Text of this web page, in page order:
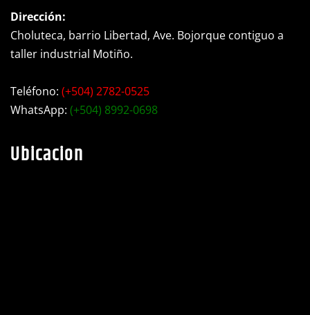
Dirección:
Choluteca, barrio Libertad, Ave. Bojorque contiguo a
taller industrial Motiño.
Teléfono: (+504) 2782-0525
WhatsApp: (+504) 8992-0698
Ubicacion